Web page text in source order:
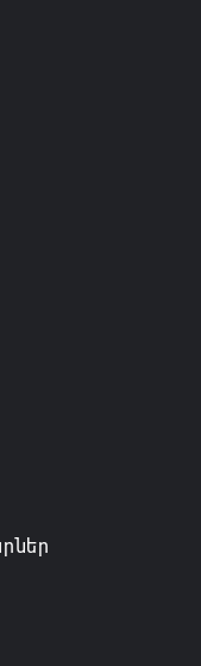
Փաշինյանը․